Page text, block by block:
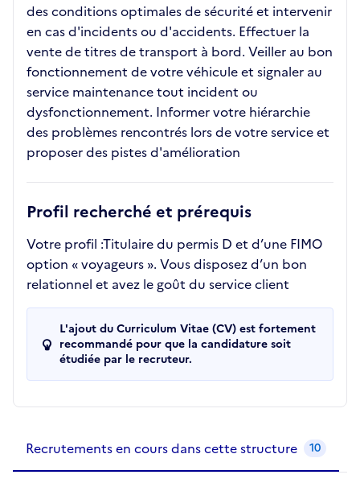
des conditions optimales de sécurité et intervenir
en cas d'incidents ou d'accidents. Effectuer la
vente de titres de transport à bord. Veiller au bon
fonctionnement de votre véhicule et signaler au
service maintenance tout incident ou
dysfonctionnement. Informer votre hiérarchie
des problèmes rencontrés lors de votre service et
proposer des pistes d'amélioration
Profil recherché et prérequis
Votre profil :Titulaire du permis D et d’une FIMO
option « voyageurs ». Vous disposez d’un bon
relationnel et avez le goût du service client
L'ajout du Curriculum Vitae (CV) est fortement
recommandé pour que la candidature soit
étudiée par le recruteur.
Recrutements en cours dans cette structure 10